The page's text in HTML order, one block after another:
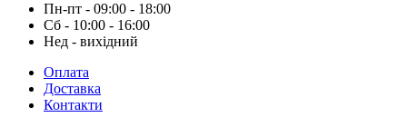
Пн-пт - 09:00 - 18:00
Сб - 10:00 - 16:00
Нед - вихідний
Оплата
Доставка
Контакти